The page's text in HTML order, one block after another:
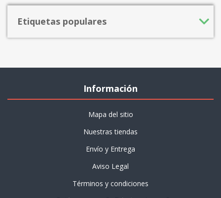
Etiquetas populares
Información
Mapa del sitio
Nuestras tiendas
Envío y Entrega
Aviso Legal
Términos y condiciones